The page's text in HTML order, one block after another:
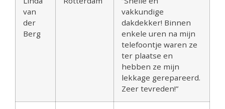
van
der
Berg
vakkundige
dakdekker! Binnen
enkele uren na mijn
telefoontje waren ze
ter plaatse en
hebben ze mijn
lekkage gerepareerd.
Zeer tevreden!”